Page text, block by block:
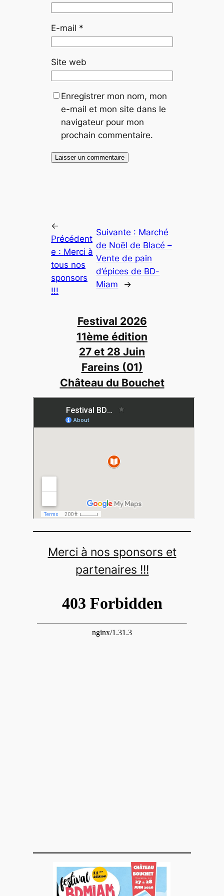
E-mail *
Site web
Enregistrer mon nom, mon
e-mail et mon site dans le
navigateur pour mon
prochain commentaire.
←
Précédent
e : Merci à
tous nos
sponsors
!!!
Suivante : Marché
de Noël de Blacé –
Vente de pain
d’épices de BD-
Miam
→
Festival 2026
11ème édition
27 et 28 Juin
Fareins (01)
Château du Bouchet
Merci à nos sponsors et
partenaires !!!